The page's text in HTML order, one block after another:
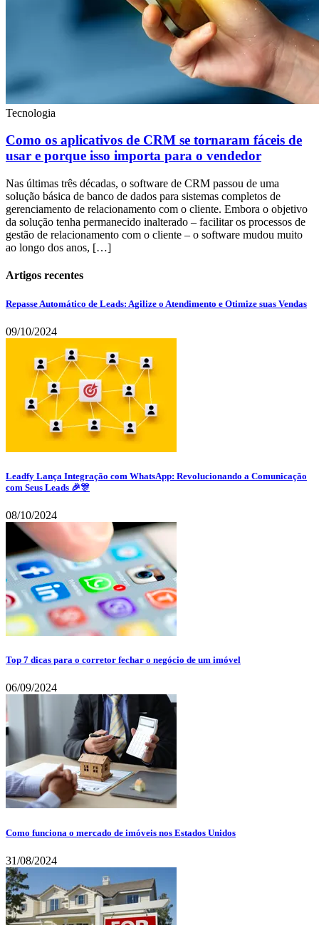
Tecnologia
Como os aplicativos de CRM se tornaram fáceis de
usar e porque isso importa para o vendedor
Nas últimas três décadas, o software de CRM passou de uma
solução básica de banco de dados para sistemas completos de
gerenciamento de relacionamento com o cliente. Embora o objetivo
da solução tenha permanecido inalterado – facilitar os processos de
gestão de relacionamento com o cliente – o software mudou muito
ao longo dos anos, […]
Artigos recentes
Repasse Automático de Leads: Agilize o Atendimento e Otimize suas Vendas
09/10/2024
Leadfy Lança Integração com WhatsApp: Revolucionando a Comunicação
com Seus Leads 🎉🎊
08/10/2024
Top 7 dicas para o corretor fechar o negócio de um imóvel
06/09/2024
Como funciona o mercado de imóveis nos Estados Unidos
31/08/2024